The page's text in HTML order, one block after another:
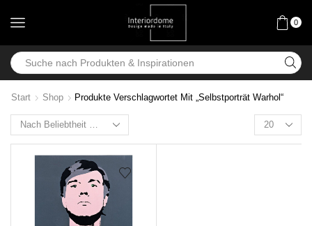
0
Start Shop Produkte Verschlagwortet Mit „Selbstporträt Warhol“